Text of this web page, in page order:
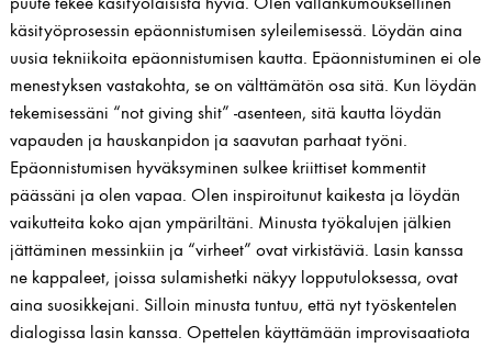
käsityöprosessin epäonnistumisen syleilemisessä. Löydän aina
uusia tekniikoita epäonnistumisen kautta. Epäonnistuminen ei ole
menestyksen vastakohta, se on välttämätön osa sitä. Kun löydän
tekemisessäni “not giving shit” -asenteen, sitä kautta löydän
vapauden ja hauskanpidon ja saavutan parhaat työni.
Epäonnistumisen hyväksyminen sulkee kriittiset kommentit
päässäni ja olen vapaa. Olen inspiroitunut kaikesta ja löydän
vaikutteita koko ajan ympäriltäni. Minusta työkalujen jälkien
jättäminen messinkiin ja “virheet” ovat virkistäviä. Lasin kanssa
ne kappaleet, joissa sulamishetki näkyy lopputuloksessa, ovat
aina suosikkejani. Silloin minusta tuntuu, että nyt työskentelen
dialogissa lasin kanssa. Opettelen käyttämään improvisaatiota